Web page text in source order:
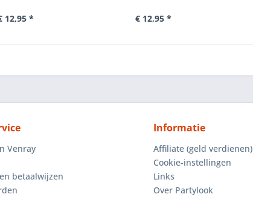
12,95 * € 12,95 *
Venray
betaalwijzen
Informatie
Affiliate (geld verdienen)
Cookie-instellingen
Links
Over Partylook